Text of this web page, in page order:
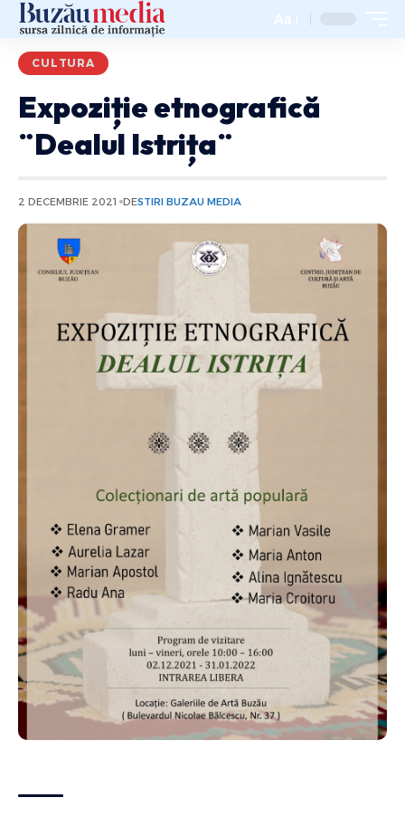
Aa
CULTURA
Expoziție etnografică
¨Dealul Istrița¨
2 DECEMBRIE 2021 DESTIRI BUZAU MEDIA